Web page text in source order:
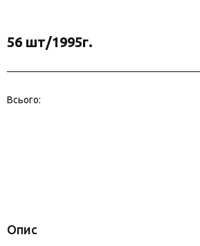
56 шт/1995г.
Всього:
Опис